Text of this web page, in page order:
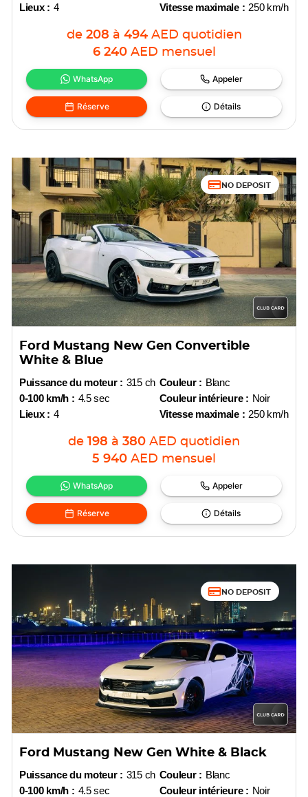
Lieux : 4
Vitesse maximale : 250 km/h
de 208 à 494 AED quotidien
6 240 AED mensuel
WhatsApp Appeler
Réserve Détails
NO DEPOSIT
Ford Mustang New Gen Convertible
White & Blue
Puissance du moteur : 315 ch
0-100 km/h : 4.5 sec
Lieux : 4
Couleur : Blanc
Couleur intérieure : Noir
Vitesse maximale : 250 km/h
de 198 à 380 AED quotidien
5 940 AED mensuel
WhatsApp Appeler
Réserve Détails
NO DEPOSIT
Ford Mustang New Gen White & Black
Puissance du moteur : 315 ch
0-100 km/h : 4.5 sec
Couleur : Blanc
Couleur intérieure : Noir